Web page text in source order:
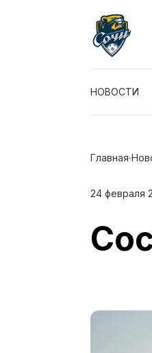
НОВОСТИ
Главная
24 февраля